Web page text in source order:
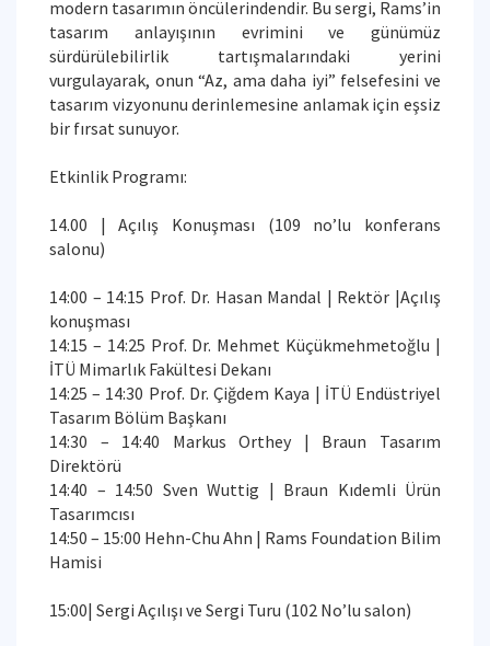
modern tasarımın öncülerindendir. Bu sergi, Rams’in
tasarım anlayışının evrimini ve günümüz
sürdürülebilirlik tartışmalarındaki yerini
vurgulayarak, onun “Az, ama daha iyi” felsefesini ve
tasarım vizyonunu derinlemesine anlamak için eşsiz
bir fırsat sunuyor.
Etkinlik Programı:
14.00 | Açılış Konuşması (109 no’lu konferans
salonu)
14:00 – 14:15 Prof. Dr. Hasan Mandal | Rektör |Açılış
konuşması
14:15 – 14:25 Prof. Dr. Mehmet Küçükmehmetoğlu |
İTÜ Mimarlık Fakültesi Dekanı
14:25 – 14:30 Prof. Dr. Çiğdem Kaya | İTÜ Endüstriyel
Tasarım Bölüm Başkanı
14:30 – 14:40 Markus Orthey | Braun Tasarım
Direktörü
14:40 – 14:50 Sven Wuttig | Braun Kıdemli Ürün
Tasarımcısı
14:50 – 15:00 Hehn-Chu Ahn | Rams Foundation Bilim
Hamisi
15:00| Sergi Açılışı ve Sergi Turu (102 No’lu salon)